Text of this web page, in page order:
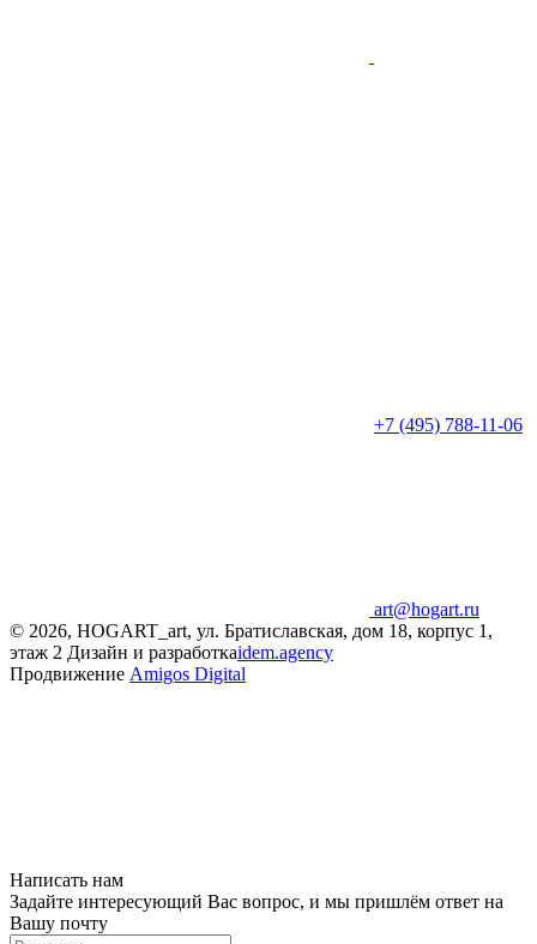
+7 (495) 788-11-06
art@hogart.ru
© 2026, HOGART_art, ул. Братиславская, дом 18, корпус 1,
этаж 2 Дизайн и разработкаidem.agency
Продвижение Amigos Digital
Написать нам
Задайте интересующий Вас вопрос, и мы пришлём ответ на
Вашу почту